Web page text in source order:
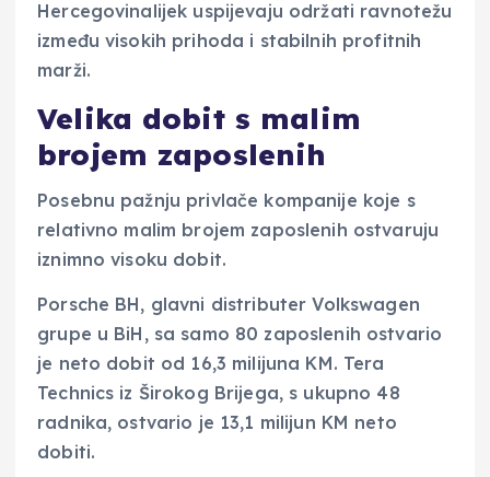
Hercegovinalijek uspijevaju održati ravnotežu
između visokih prihoda i stabilnih profitnih
marži.
Velika dobit s malim
brojem zaposlenih
Posebnu pažnju privlače kompanije koje s
relativno malim brojem zaposlenih ostvaruju
iznimno visoku dobit.
Porsche BH, glavni distributer Volkswagen
grupe u BiH, sa samo 80 zaposlenih ostvario
je neto dobit od 16,3 milijuna KM. Tera
Technics iz Širokog Brijega, s ukupno 48
radnika, ostvario je 13,1 milijun KM neto
dobiti.